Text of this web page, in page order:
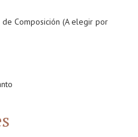
de Composición (A elegir por